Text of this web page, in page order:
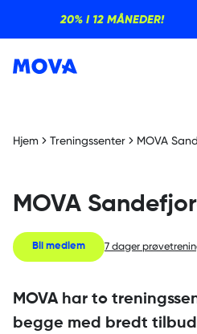
20% I 12 MÅNEDER!
Hjem Treningssenter MOVA
MOVA
Bli medlem 7 dager
MOVA har to
begge med bredt